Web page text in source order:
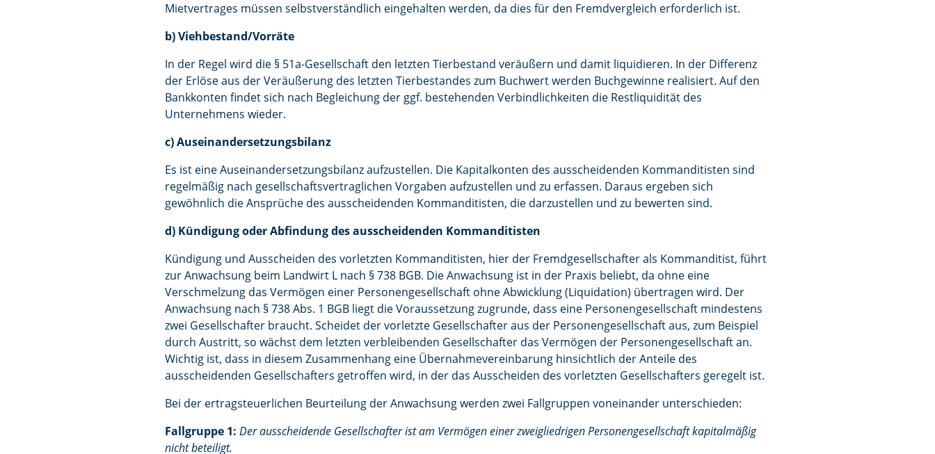
Mietvertrages müssen selbstverständlich eingehalten werden, da dies für den Fremdvergleich erforderlich ist.
b) Viehbestand/Vorräte
In der Regel wird die § 51a-Gesellschaft den letzten Tierbestand veräußern und damit liquidieren. In der Differenz
der Erlöse aus der Veräußerung des letzten Tierbestandes zum Buchwert werden Buchgewinne realisiert. Auf den
Bankkonten findet sich nach Begleichung der ggf. bestehenden Verbindlichkeiten die Restliquidität des
Unternehmens wieder.
c) Auseinandersetzungsbilanz
Es ist eine Auseinandersetzungsbilanz aufzustellen. Die Kapitalkonten des ausscheidenden Kommanditisten sind
regelmäßig nach gesellschaftsvertraglichen Vorgaben aufzustellen und zu erfassen. Daraus ergeben sich
gewöhnlich die Ansprüche des ausscheidenden Kommanditisten, die darzustellen und zu bewerten sind.
d) Kündigung oder Abfindung des ausscheidenden Kommanditisten
Kündigung und Ausscheiden des vorletzten Kommanditisten, hier der Fremdgesellschafter als Kommanditist, führt
zur Anwachsung beim Landwirt L nach § 738 BGB. Die Anwachsung ist in der Praxis beliebt, da ohne eine
Verschmelzung das Vermögen einer Personengesellschaft ohne Abwicklung (Liquidation) übertragen wird. Der
Anwachsung nach § 738 Abs. 1 BGB liegt die Voraussetzung zugrunde, dass eine Personengesellschaft mindestens
zwei Gesellschafter braucht. Scheidet der vorletzte Gesellschafter aus der Personengesellschaft aus, zum Beispiel
durch Austritt, so wächst dem letzten verbleibenden Gesellschafter das Vermögen der Personengesellschaft an.
Wichtig ist, dass in diesem Zusammenhang eine Übernahmevereinbarung hinsichtlich der Anteile des
ausscheidenden Gesellschafters getroffen wird, in der das Ausscheiden des vorletzten Gesellschafters geregelt ist.
Bei der ertragsteuerlichen Beurteilung der Anwachsung werden zwei Fallgruppen voneinander unterschieden:
Fallgruppe 1: Der ausscheidende Gesellschafter ist am Vermögen einer zweigliedrigen Personengesellschaft kapitalmäßig
nicht beteiligt.